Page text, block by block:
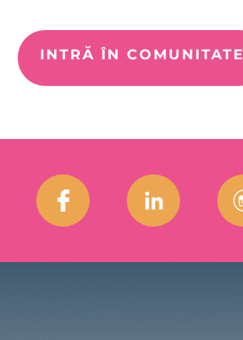
INTRĂ ÎN COMUNITATE